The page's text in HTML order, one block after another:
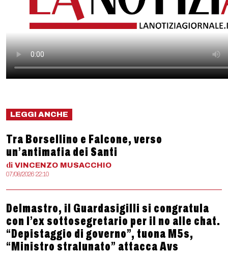
LEGGI ANCHE
Tra Borsellino e Falcone, verso
un’antimafia dei Santi
di VINCENZO MUSACCHIO
07/08/2026 22:10
Delmastro, il Guardasigilli si congratula
con l’ex sottosegretario per il no alle chat.
“Depistaggio di governo”, tuona M5s,
“Ministro stralunato” attacca Avs